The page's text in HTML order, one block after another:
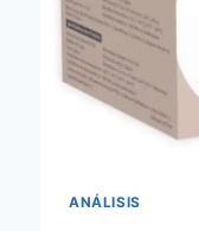
CON
Y
ANÁLISIS